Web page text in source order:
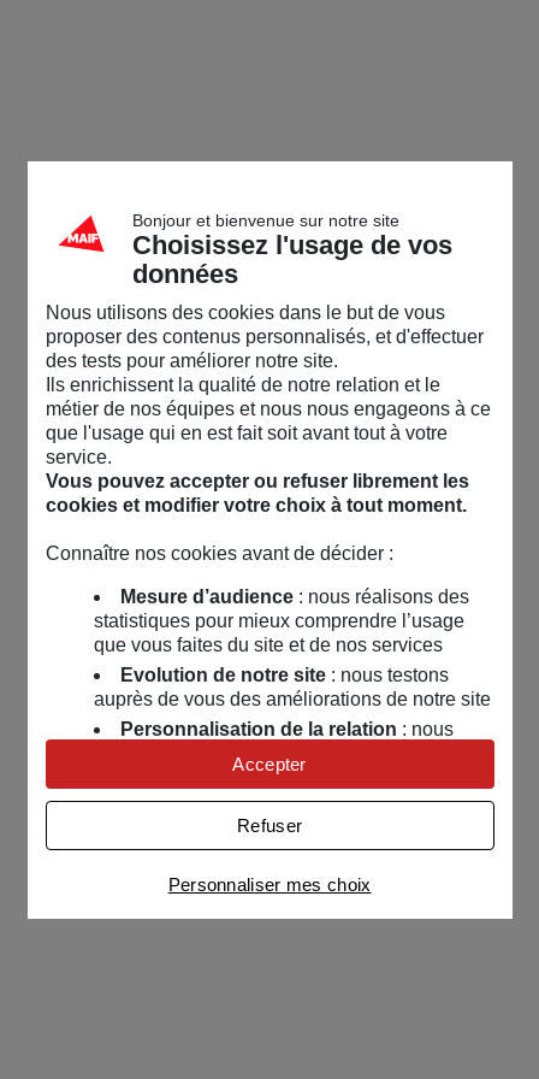
Bonjour et bienvenue sur notre site
Choisissez l'usage de vos
données
Nous utilisons des cookies dans le but de vous
proposer des contenus personnalisés, et d'effectuer
des tests pour améliorer notre site.
Ils enrichissent la qualité de notre relation et le
métier de nos équipes et nous nous engageons à ce
que l'usage qui en est fait soit avant tout à votre
service.
Vous pouvez accepter ou refuser librement les
cookies et modifier votre choix à tout moment.
Connaître nos cookies avant de décider :
Mesure d’audience: nous réalisons des
statistiques pour mieux comprendre l’usage
que vous faites du site et de nos services
Evolution de notre site: nous testons
auprès de vous des améliorations de notre site
Personnalisation de la relation : nous
nous servons de cookies pour adapter nos
contenus et personnaliser nos offres
Univers publicitaire: nous utilisons avec
nos partenaires des cookies pour afficher des
publicités personnalisées
Connaître notre politique cookies et la liste de nos
partenaires
Personnaliser mes choix
Refuser
Accepter